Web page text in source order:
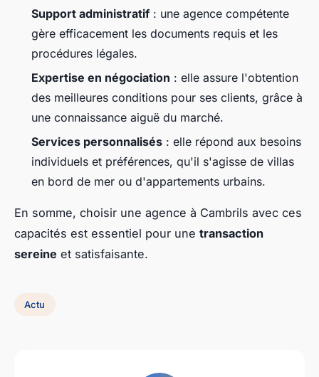
Support administratif: une agence compétente
gère efficacement les documents requis et les
procédures légales.
Expertise en négociation : elle assure l'obtention
des meilleures conditions pour ses clients, grâce à
une connaissance aiguë du marché.
Services personnalisés : elle répond aux besoins
individuels et préférences, qu'il s'agisse de villas
en bord de mer ou d'appartements urbains.
En somme, choisir une agence à Cambrils avec ces
capacités est essentiel pour une transaction
sereine et satisfaisante.
Actu